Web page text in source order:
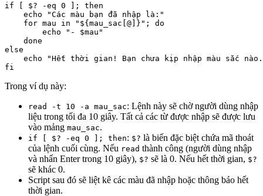
if [ $? -eq 0 ]; then
    echo "Các màu bạn đã nhập là:"
    for mau in "${mau_sac[@]}"; do
        echo "- $mau"
    done
else
echo "Hết thời gian! Bạn chưa kịp nhập màu sắc
Trong ví dụ này:
read -t 10 -a mau_sac: Lệnh này sẽ chờ người dùng nhập
liệu trong tối đa 10 giây. Tất cả các từ được nhập sẽ được lưu
vào mảng mau_sac.
if [ $? -eq 0 ]; then: $? là biến đặc biệt chứa mã thoát
của lệnh cuối cùng. Nếu read thành công (người dùng nhập
và nhấn Enter trong 10 giây), $? sẽ là 0. Nếu hết thời gian, $?
sẽ khác 0.
Script sau đó sẽ liệt kê các màu đã nhập hoặc thông báo hết
thời gian.